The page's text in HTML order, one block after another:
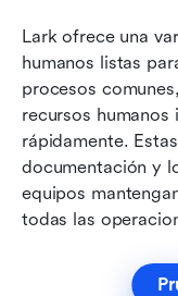
Lark ofrece una
humanos listas
procesos
recursos
rápidamente.
documentación y
equipos
todas las